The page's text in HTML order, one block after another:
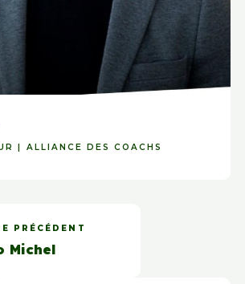
| ALLIANCE DES COACHS
PRÉCÉDENT
Michel